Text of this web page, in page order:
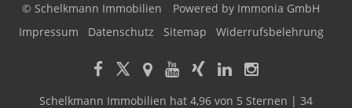
© Schelkmann Immobilien Powered by Immonia GmbH
Impressum
Datenschutz Sitemap Widerrufsbelehrung
Schelkmann Immobilien hat 4,96 von 5 Sternen | 34